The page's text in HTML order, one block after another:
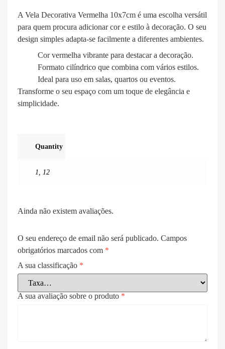
A Vela Decorativa Vermelha 10x7cm é uma escolha versátil
para quem procura adicionar cor e estilo à decoração. O seu
design simples adapta-se facilmente a diferentes ambientes.
Cor vermelha vibrante para destacar a decoração.
Formato cilíndrico que combina com vários estilos.
Ideal para uso em salas, quartos ou eventos.
Transforme o seu espaço com um toque de elegância e
simplicidade.
Quantity
1, 12
Ainda não existem avaliações.
O seu endereço de email não será publicado. Campos
obrigatórios marcados com *
A sua classificação *
A sua avaliação sobre o produto *